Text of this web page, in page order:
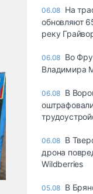
06.08 На
обновляют
реку
06.08 Во
Владимира
06.08 В
06.08 В
дрона
Wildberries
05.08 В